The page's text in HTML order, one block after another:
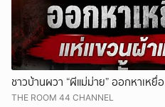
ชาวบ้านผวา “ผีแม่ม่าย” ออกหาเหยื่
THE ROOM 44 CHANNEL